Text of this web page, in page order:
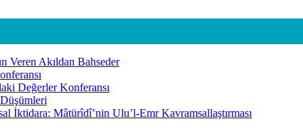
Veren Akıldan Bahseder
Değerler Konferansı
İktidara: Mâtürîdî’nin Ulu’l-Emr Kavramsallaştırması